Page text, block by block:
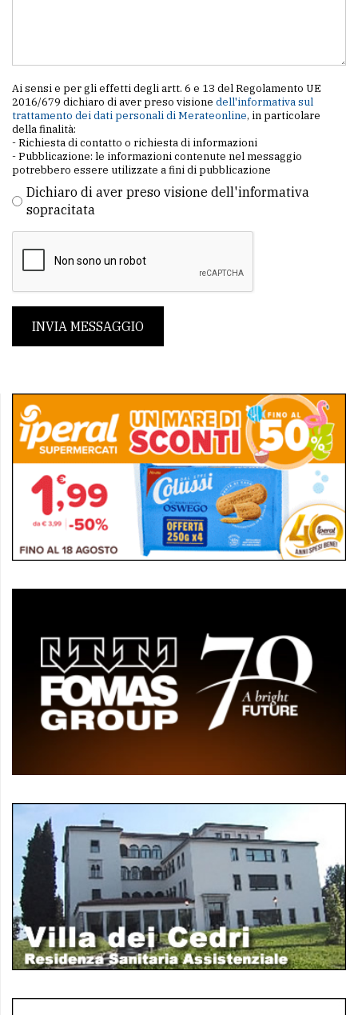
Ai sensi e per gli effetti degli artt. 6 e 13 del Regolamento UE
2016/679 dichiaro di aver preso visione dell'informativa sul
trattamento dei dati personali di Merateonline, in particolare
della finalità:
- Richiesta di contatto o richiesta di informazioni
- Pubblicazione: le informazioni contenute nel messaggio
potrebbero essere utilizzate a fini di pubblicazione
Dichiaro di aver preso visione dell'informativa
sopracitata
INVIA MESSAGGIO